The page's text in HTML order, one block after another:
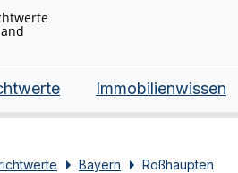
Immobilienwissen
Bayern Roßhaupten